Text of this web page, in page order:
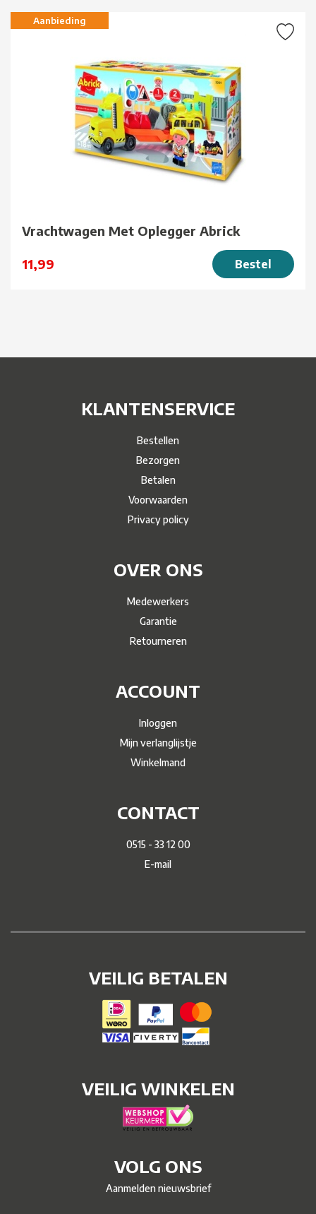
Aanbieding
Vrachtwagen Met Oplegger Abrick
11,99 Bestel
KLANTENSERVICE
Bestellen
Bezorgen
Betalen
Voorwaarden
Privacy policy
OVER ONS
Medewerkers
Garantie
Retourneren
ACCOUNT
Inloggen
Mijn verlanglijstje
Winkelmand
CONTACT
0515 - 33 12 00
E-mail
VEILIG BETALEN
VEILIG WINKELEN
VOLG ONS
Aanmelden nieuwsbrief